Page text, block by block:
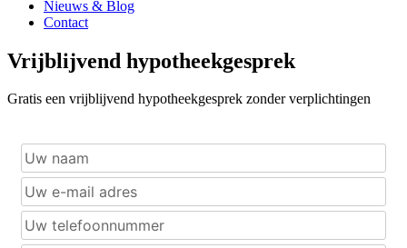
Nieuws & Blog
Contact
Vrijblijvend hypotheekgesprek
Gratis een vrijblijvend hypotheekgesprek zonder verplichtingen